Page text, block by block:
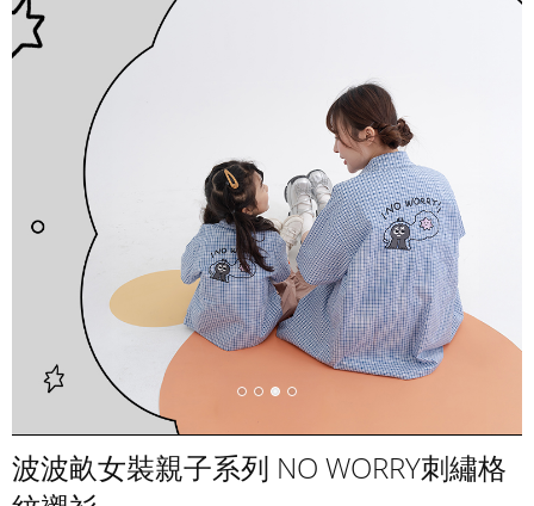
波波畝女裝親子系列 NO WORRY刺繡格